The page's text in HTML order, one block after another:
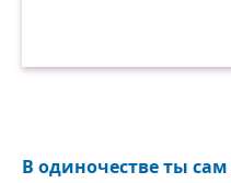
В одиночестве ты